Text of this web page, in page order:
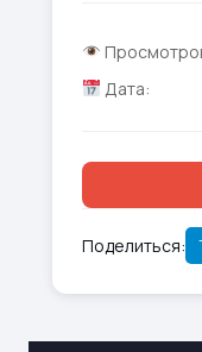
Дата:
Поделиться: